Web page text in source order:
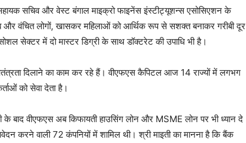
सचिव और वेस्ट बंगाल माइक्रो फाइनेंस इंस्टीट्यूशन्स एसोसिएशन के
वंचित लोगों, खासकर महिलाओं को आर्थिक रूप से सशक्त बनाकर गरीबी दूर
सेक्टर में दो मास्टर डिग्री के साथ डॉक्टरेट की उपाधि भी है।
दिलाने का काम कर रहे हैं। वीएफएस कैपिटल आज 14 राज्यों में लगभग
को सेवा देता है।
के बाद वीएफएस अब किफायती हाउसिंग लोन और MSME लोन पर भी ध्यान दे
करने वाली 72 कंपनियों में शामिल थी। श्री माइती का मानना है कि बैंक